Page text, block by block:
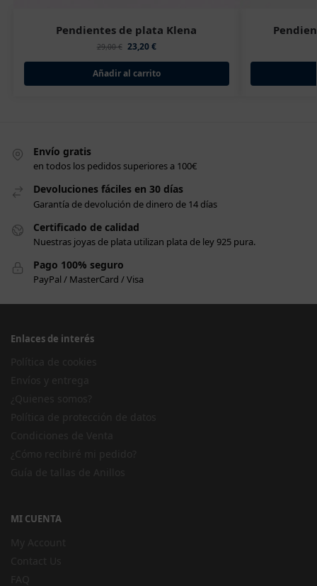
Pendientes de plata Klena
29,00€ 23,20€
Añadir al carrito
Envío gratis
en todos los pedidos superiores a 100€
Devoluciones fáciles en 30 días
Garantía de devolución de dinero de 14 días
Certificado de calidad
Nuestras joyas de plata utilizan plata de ley 925 pura.
Pago 100% seguro
PayPal / MasterCard / Visa
Enlaces de interés
MI CUENTA